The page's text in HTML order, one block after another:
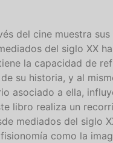
del cine muestra
del siglo XX
la capacidad de
su historia, y al
asociado a ella,
libro realiza un
mediados del siglo
como la